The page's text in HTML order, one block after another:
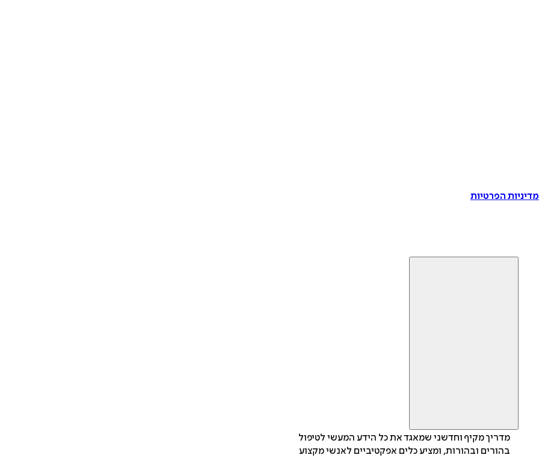
הפרטיות
מדריך מקיף וחדשני שמאגד את כל הידע המעשי לטיפול
בהורים ובהורות, ומציע כלים אפקטיביים לאנשי מקצוע